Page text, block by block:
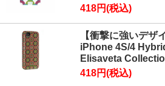
418円(税込)
【衝撃に強いデザ
iPhone 4S/4
Elisaveta
418円(税込)